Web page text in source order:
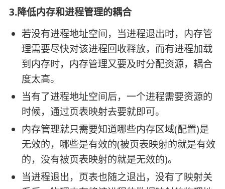
3.降低内存和进程管理的耦合
若没有进程地址空间，当进程退出时，内存管
理需要尽快对该进程回收释放，而有进程加载
到内存时，内存管理又要及时分配资源，耦合
度太高。
当有了进程地址空间后，一个进程需要资源的
时候，通过页表映射去要就即可。
内存管理就只需要知道哪些内存区域(配置)是
无效的，哪些是有效的(被页表映射的就是有效
的，没有被页表映射的就是无效的)。
当进程退出，页表也随之退出，没有了映射关